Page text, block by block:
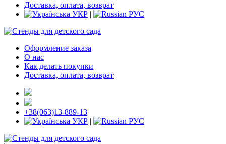
Доставка, оплата, возврат
УКР | РУС
Оформление заказа
О нас
Как делать покупки
Доставка, оплата, возврат
+38(063)13-889-13
УКР | РУС